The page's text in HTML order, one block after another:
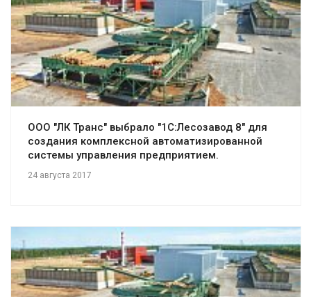
Смотреть проект
ООО "ЛК Транс" выбрало "1С:Лесозавод 8" для
создания комплексной автоматизированной
системы управления предприятием.
24 августа 2017